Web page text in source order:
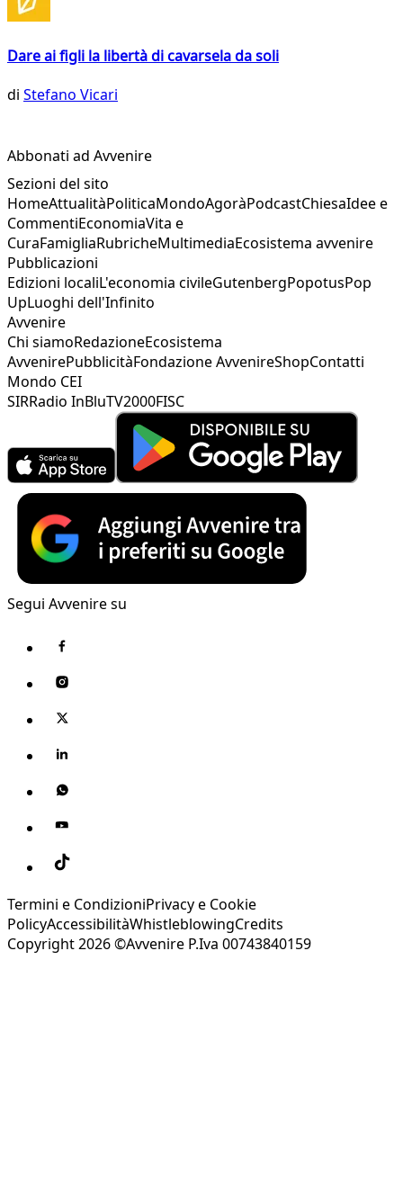
Dare ai figli la libertà di cavarsela da soli
di Stefano Vicari
Abbonati ad Avvenire
Sezioni del sito
HomeAttualitàPoliticaMondoAgoràPodcastChiesaIdee e
CommentiEconomiaVita e
CuraFamigliaRubricheMultimediaEcosistema avvenire
Pubblicazioni
Edizioni localiL'economia civileGutenbergPopotusPop
UpLuoghi dell'Infinito
Avvenire
Chi siamoRedazioneEcosistema
AvvenirePubblicitàFondazione AvvenireShopContatti
Mondo CEI
SIRRadio InBluTV2000FISC
Segui Avvenire su
Termini e CondizioniPrivacy e Cookie
PolicyAccessibilitàWhistleblowingCredits
Copyright 2026 ©Avvenire P.Iva 00743840159